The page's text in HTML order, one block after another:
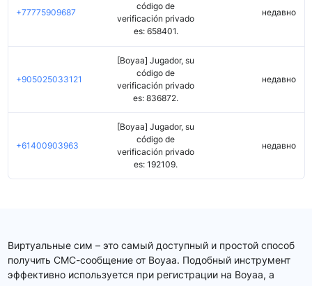
+77775909687
código de
verificación privado
es: 658401.
недавно
+905025033121
[Boyaa] Jugador, su
código de
verificación privado
es: 836872.
недавно
+61400903963
[Boyaa] Jugador, su
código de
verificación privado
es: 192109.
недавно
Виртуальные сим – это самый доступный и простой способ
получить СМС-сообщение от Boyaa. Подобный инструмент
эффективно используется при регистрации на Boyaa, а